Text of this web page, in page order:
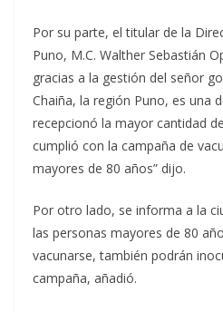
Por su parte, el titular de la
Puno, M.C. Walther Sebastián
gracias a la gestión del señor
Chaiña, la región Puno, es una
recepcionó la mayor cantidad
cumplió con la campaña de
mayores de 80 años” dijo.
Por otro lado, se informa a la
las personas mayores de 80
vacunarse, también podrán
campaña, añadió.